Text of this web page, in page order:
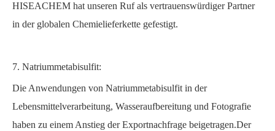
HISEACHEM hat unseren Ruf als vertrauenswürdiger Partner
in der globalen Chemielieferkette gefestigt.
7. Natriummetabisulfit:
Die Anwendungen von Natriummetabisulfit in der
Lebensmittelverarbeitung, Wasseraufbereitung und Fotografie
haben zu einem Anstieg der Exportnachfrage beigetragen.Der